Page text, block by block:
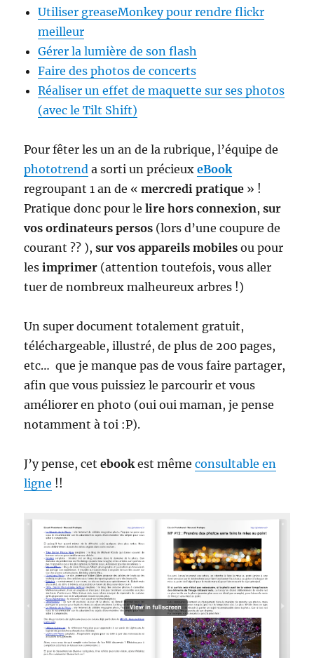
Utiliser greaseMonkey pour rendre flickr
meilleur
Gérer la lumière de son flash
Faire des photos de concerts
Réaliser un effet de maquette sur ses photos
(avec le Tilt Shift)
Pour fêter les un an de la rubrique, l’équipe de
phototrend a sorti un précieuxeBook
regroupant 1 an de «mercredi pratique » !
Pratique donc pour lelire hors connexion,sur
vos ordinateurs persos (lors d’une coupure de
courant ?? ),sur vos appareils mobiles ou pour
lesimprimer (attention toutefois, vous aller
tuer de nombreux malheureux arbres !)
Un super document totalement gratuit,
téléchargeable, illustré, de plus de 200 pages,
etc… que je manque pas de vous faire partager,
afin que vous puissiez le parcourir et vous
améliorer en photo (oui oui maman, je pense
notamment à toi :P).
J’y pense, cetebookest mêmeconsultable en
ligne !!